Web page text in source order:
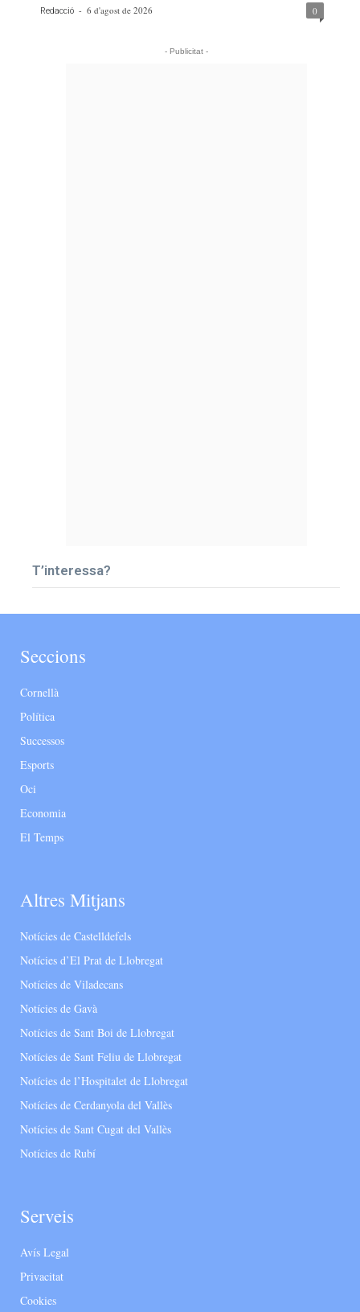
Redacció - 6 d'agost de 2026 0
- Publicitat -
T’interessa?
Seccions
Cornellà
Política
Successos
Esports
Oci
Economia
El Temps
Altres Mitjans
Notícies de Castelldefels
Notícies d’El Prat de Llobregat
Notícies de Viladecans
Notícies de Gavà
Notícies de Sant Boi de Llobregat
Notícies de Sant Feliu de Llobregat
Notícies de l’Hospitalet de Llobregat
Notícies de Cerdanyola del Vallès
Notícies de Sant Cugat del Vallès
Notícies de Rubí
Serveis
Avís Legal
Privacitat
Cookies